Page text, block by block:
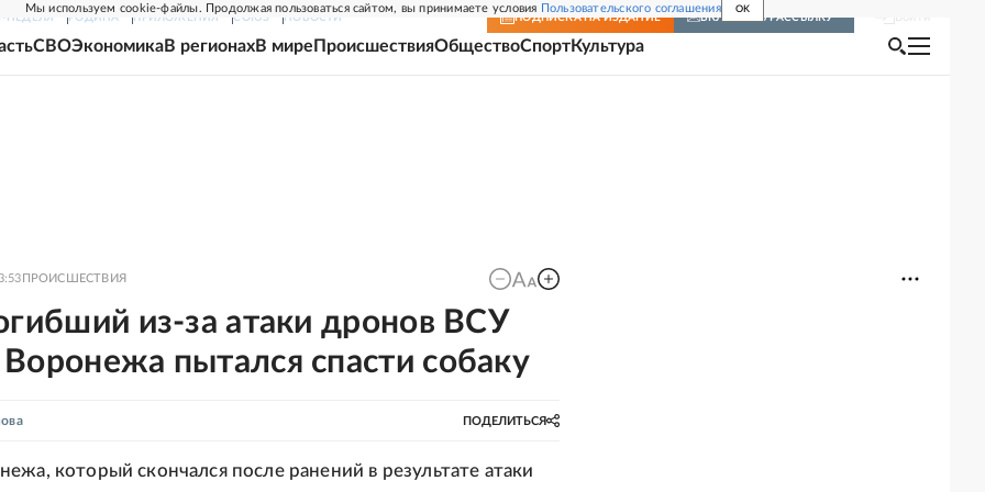
Мы используем cookie-файлы. Продолжая пользоваться сайтом, вы принимаете условия Пользовательского соглашения OK
НЕДЕЛЯ РОДИНА ПРИЛОЖЕНИЯ СОЮЗ НОВОСТИ ПОДПИСКА НА ИЗДАНИЕ ВКЛЮЧИТЬ РАССЫЛКУ
СВОЭкономикаВ регионахВ мире ПроисшествияОбществоСпортКультура
ПРОИСШЕСТВИЯ
из-за атаки дронов ВСУ
пытался спасти собаку
ПОДЕЛИТЬСЯ
который скончался после ранений в результате атаки